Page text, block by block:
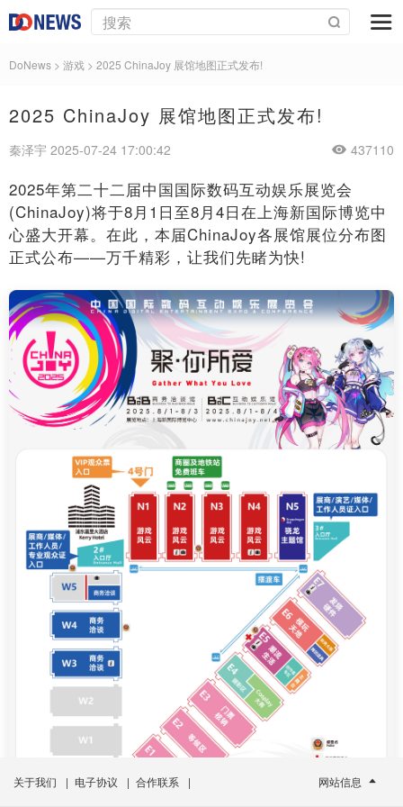
DoNews > 游戏 > 2025 ChinaJoy 展馆地图正式发布!
2025 ChinaJoy 展馆地图正式发布!
秦泽宇 2025-07-24 17:00:42 437110
2025年第二十二届中国国际数码互动娱乐展览会
(ChinaJoy)将于8月1日至8月4日在上海新国际博览中
心盛大开幕。在此，本届ChinaJoy各展馆展位分布图
正式公布——万千精彩，让我们先睹为快!
关于我们 | 电子协议 | 合作联系 | 网站信息